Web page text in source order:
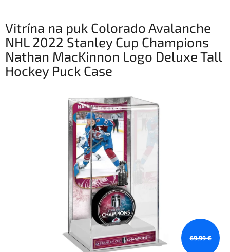
Vitrína na puk Colorado Avalanche
NHL 2022 Stanley Cup Champions
Nathan MacKinnon Logo Deluxe Tall
Hockey Puck Case
69,99 €